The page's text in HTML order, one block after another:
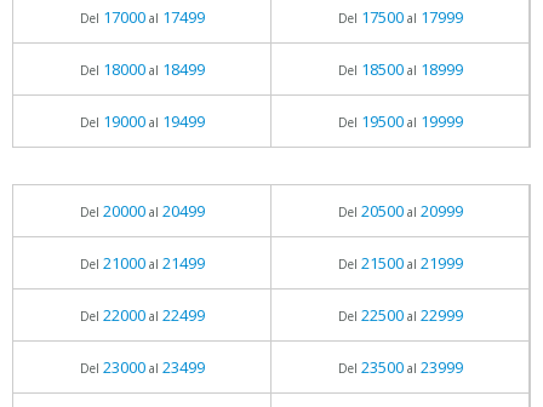
Del 17000al 17499 Del 17500al 17999
Del 18000al 18499 Del 18500al 18999
Del 19000al 19499 Del 19500al 19999
Del 20000al 20499 Del 20500al 20999
Del 21000al 21499 Del 21500al 21999
Del 22000al 22499 Del 22500al 22999
Del 23000al 23499 Del 23500al 23999